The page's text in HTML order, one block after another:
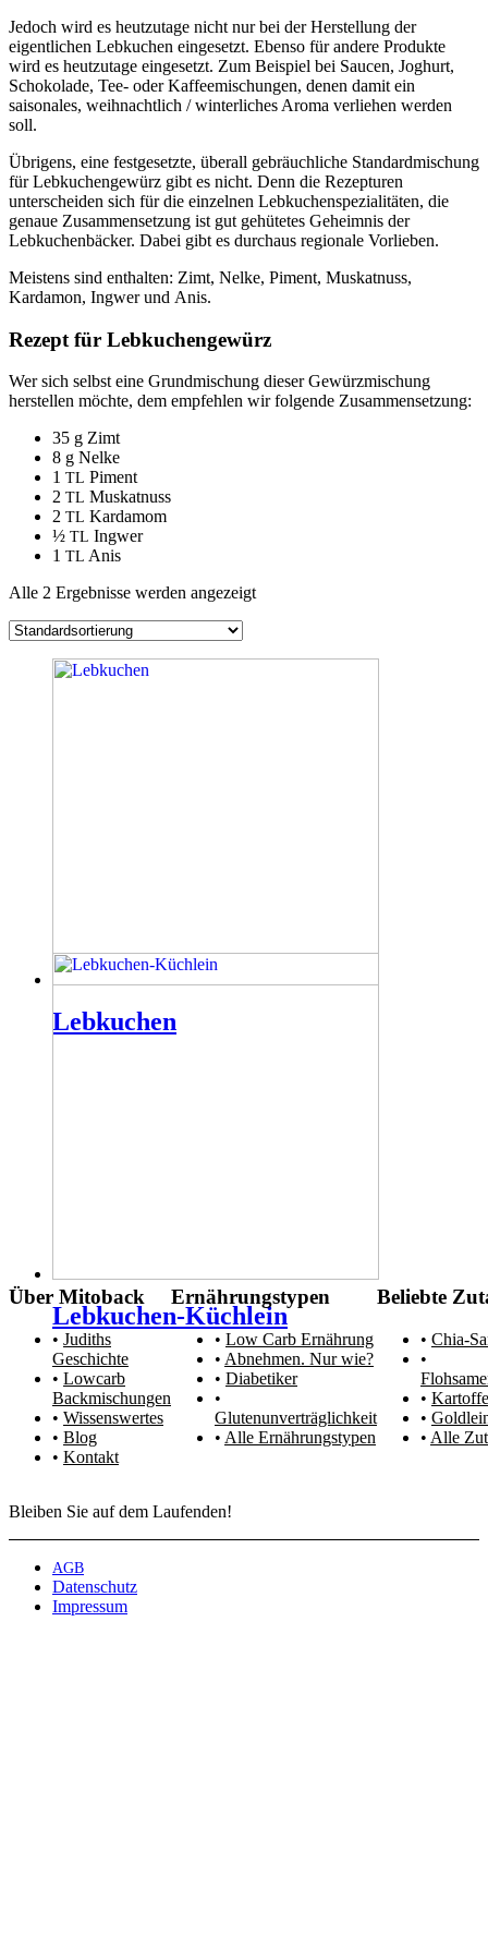
Jedoch wird es heutzutage nicht nur bei der Herstellung der
eigentlichen Lebkuchen eingesetzt. Ebenso für andere Produkte
wird es heutzutage eingesetzt. Zum Beispiel bei Saucen, Joghurt,
Schokolade, Tee- oder Kaffeemischungen, denen damit ein
saisonales, weihnachtlich / winterliches Aroma verliehen werden
soll.
Übrigens, eine festgesetzte, überall gebräuchliche Standardmischung
für Lebkuchengewürz gibt es nicht. Denn die Rezepturen
unterscheiden sich für die einzelnen Lebkuchenspezialitäten, die
genaue Zusammensetzung ist gut gehütetes Geheimnis der
Lebkuchenbäcker. Dabei gibt es durchaus regionale Vorlieben.
Meistens sind enthalten: Zimt, Nelke, Piment, Muskatnuss,
Kardamon, Ingwer und Anis.
Rezept für Lebkuchengewürz
Wer sich selbst eine Grundmischung dieser Gewürzmischung
herstellen möchte, dem empfehlen wir folgende Zusammensetzung:
35 g Zimt
8 g Nelke
1 TL Piment
2 TL Muskatnuss
2 TL Kardamom
½ TL Ingwer
1 TL Anis
Alle 2 Ergebnisse werden angezeigt
Lebkuchen
Lebkuchen-Küchlein
Über Mitoback
Judiths
Geschichte
Lowcarb
Backmischungen
Wissenswertes
Blog
Kontakt
Ernährungstypen
Low Carb Ernährung
Abnehmen. Nur wie?
Diabetiker
Glutenunverträglichkeit
Alle Ernährungstypen
Beliebte
Chia-
Alle
Bleiben Sie auf dem Laufenden!
AGB
Datenschutz
Impressum